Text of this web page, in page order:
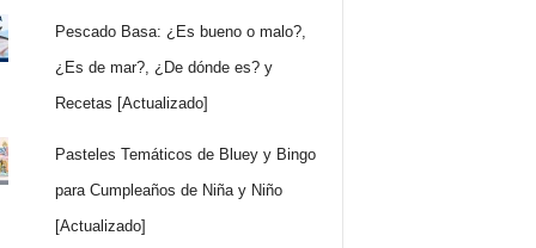
Pescado Basa: ¿Es bueno o malo?,
¿Es de mar?, ¿De dónde es? y
Recetas [Actualizado]
Pasteles Temáticos de Bluey y Bingo
para Cumpleaños de Niña y Niño
[Actualizado]